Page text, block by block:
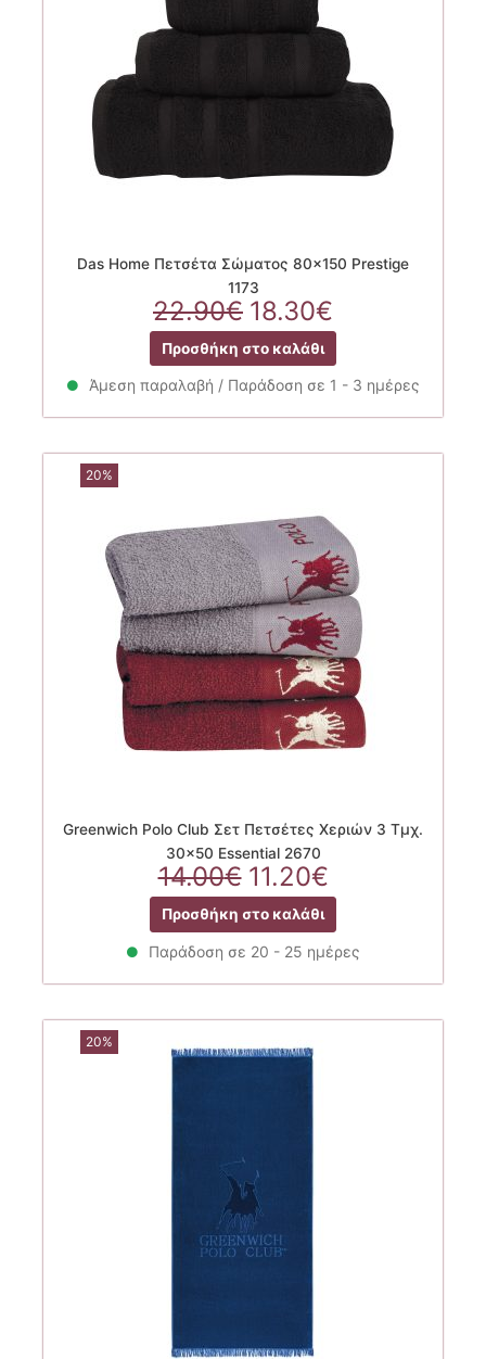
Das Home Πετσέτα Σώματος 80×150 Prestige
1173
22.90€ Original
price
was:
22.90€.
18.30€
τρέχουσα
τιμή
είναι:
Προσθήκη στο καλάθι
Άμεση παραλαβή / Παράδοση σε 1 - 3 ημέρες
20%
Greenwich Polo Club Σετ Πετσέτες Χεριών 3 Τμχ.
30×50 Essential 2670
14.00€ Original
price
was:
14.00€.
11.20€Η
τρέχουσα
τιμή
είναι:
11.20€.
Προσθήκη στο καλάθι
Παράδοση σε 20 - 25 ημέρες
20%